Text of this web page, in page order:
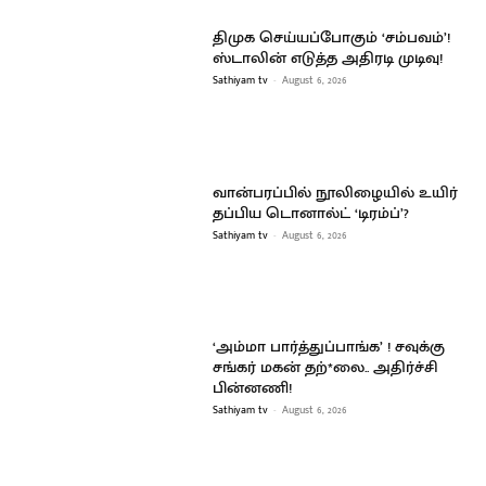
திமுக செய்யப்போகும் ‘சம்பவம்’!
ஸ்டாலின் எடுத்த அதிரடி முடிவு!
Sathiyam tv - August 6, 2026
வான்பரப்பில் நூலிழையில் உயிர்
தப்பிய டொனால்ட் ‘டிரம்ப்’?
Sathiyam tv - August 6, 2026
‘அம்மா பார்த்துப்பாங்க’ ! சவுக்கு
சங்கர் மகன் தற்*லை.. அதிர்ச்சி
பின்னணி!
Sathiyam tv - August 6, 2026